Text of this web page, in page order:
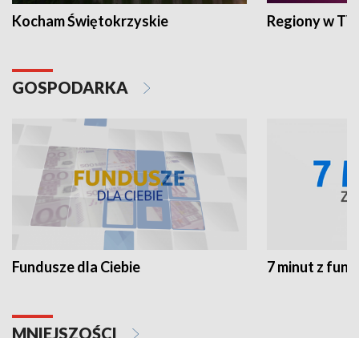
Kocham Świętokrzyskie Regiony w
GOSPODARKA
Fundusze dla Ciebie 7 minut z
MNIEJSZOŚCI